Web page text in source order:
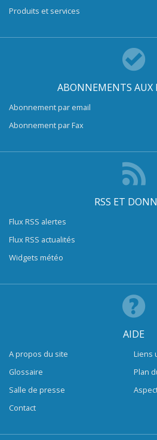
Produits et services
ABONNEMENTS AUX
Abonnement par email
Abonnement par Fax
RSS ET
Flux RSS alertes
Flux RSS actualités
Widgets météo
AIDE
A propos du site
Glossaire
Salle de presse
Contact
Liens
Plan